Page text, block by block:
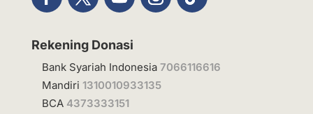
Rekening Donasi
Bank Syariah Indonesia 7066116616
Mandiri 1310010933135
BCA 4373333151